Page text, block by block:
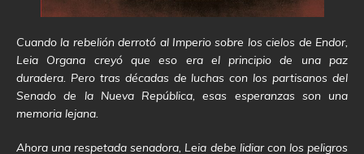
Cuando la rebelión derrotó al Imperio sobre los cielos de Endor,
Leia Organa creyó que eso era el principio de una paz
duradera. Pero tras décadas de luchas con los partisanos del
Senado de la Nueva República, esas esperanzas son una
memoria lejana.
Ahora una respetada senadora, Leia debe lidiar con los peligros